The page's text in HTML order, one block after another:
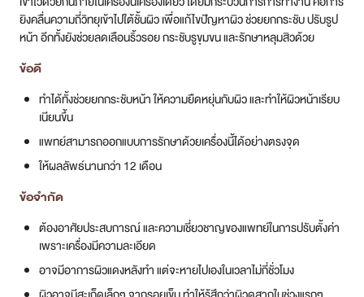
ยิงคลื่นความถี่วิทยุเข้าไปใต้ชั้นผิว เพื่อแก้ไขปัญหาผิว ช่วยยกกระชับ ปรับรูป
หน้า อีกทั้งยังช่วยลดเลือนริ้วรอย กระชับรูขุมขน และรักษาหลุมสิวด้วย
ข้อดี
ทำได้ทั้งช่วยยกกระชับหน้า ให้ความยืดหยุ่นกับผิว และทำให้ผิวหน้าเรียบ
เนียนขึ้น
แพทย์สามารถออกแบบการรักษาด้วยเครื่องนี้ได้อย่างตรงจุด
ให้ผลลัพธ์นานกว่า 12 เดือน
ข้อจำกัด
ต้องอาศัยประสบการณ์ และความเชี่ยวชาญของแพทย์ในการปรับตั้งค่า
เพราะเครื่องมีความละเอียด
อาจมีอาการผิวแดงหลังทำ แต่จะหายไปเองในเวลาไม่กี่ชั่วโมง